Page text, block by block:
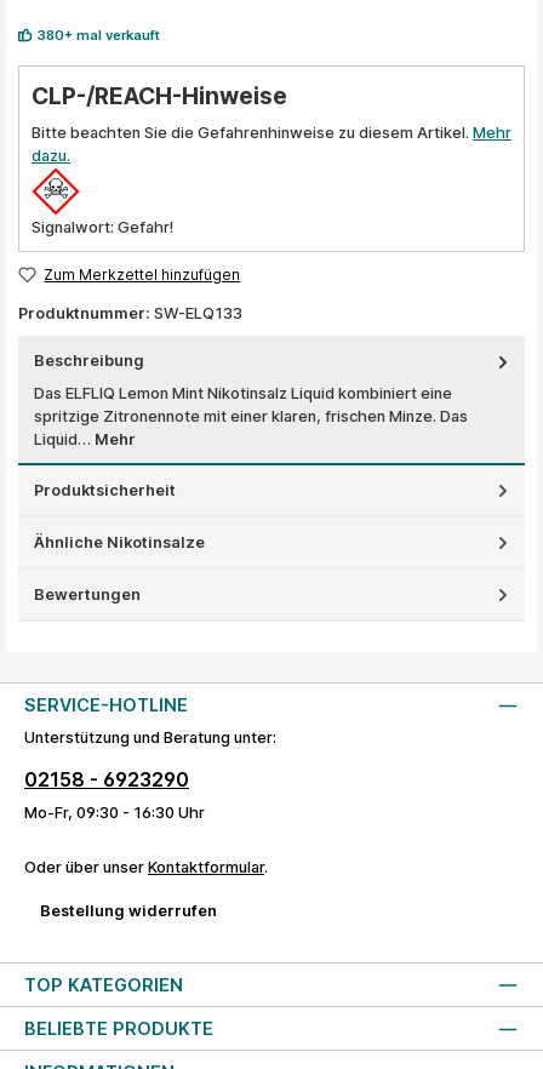
380+ mal verkauft
CLP-/REACH-Hinweise
Bitte beachten Sie die Gefahrenhinweise zu diesem Artikel. Mehr
dazu.
Signalwort: Gefahr!
Zum Merkzettel hinzufügen
Produktnummer: SW-ELQ133
Beschreibung
Das ELFLIQ Lemon Mint Nikotinsalz Liquid kombiniert eine
spritzige Zitronennote mit einer klaren, frischen Minze. Das
Liquid… Mehr
Produktsicherheit
Ähnliche Nikotinsalze
Bewertungen
SERVICE-HOTLINE
Unterstützung und Beratung unter:
02158 - 6923290
Mo-Fr, 09:30 - 16:30 Uhr
Oder über unser Kontaktformular.
Bestellung widerrufen
TOP KATEGORIEN
BELIEBTE PRODUKTE